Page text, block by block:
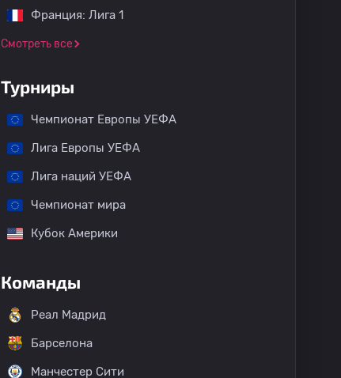
Франция: Лига 1
Смотреть все
Турниры
Чемпионат Европы УЕФА
Лига Европы УЕФА
Лига наций УЕФА
Чемпионат мира
Кубок Америки
Команды
Реал Мадрид
Барселона
Манчестер Сити